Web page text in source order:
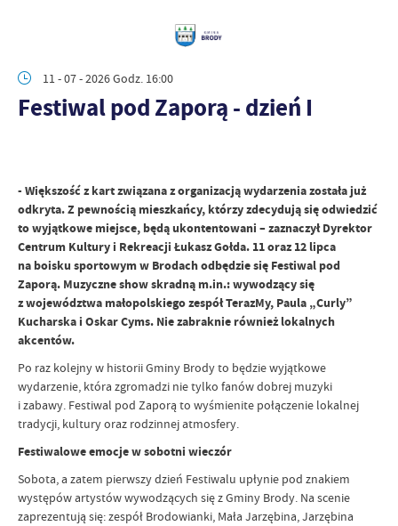
11 - 07 - 2026 Godz. 16:00
Festiwal pod Zaporą - dzień I
- Większość z kart związana z organizacją wydarzenia została już
odkryta. Z pewnością mieszkańcy, którzy zdecydują się odwiedzić
to wyjątkowe miejsce, będą ukontentowani – zaznaczył Dyrektor
Centrum Kultury i Rekreacji Łukasz Gołda. 11 oraz 12 lipca
na boisku sportowym w Brodach odbędzie się Festiwal pod
Zaporą. Muzyczne show skradną m.in.: wywodzący się
z województwa małopolskiego zespół TerazMy, Paula „Curly”
Kucharska i Oskar Cyms. Nie zabraknie również lokalnych
akcentów.
Po raz kolejny w historii Gminy Brody to będzie wyjątkowe
wydarzenie, która zgromadzi nie tylko fanów dobrej muzyki
i zabawy. Festiwal pod Zaporą to wyśmienite połączenie lokalnej
tradycji, kultury oraz rodzinnej atmosfery.
Festiwalowe emocje w sobotni wieczór
Sobota, a zatem pierwszy dzień Festiwalu upłynie pod znakiem
występów artystów wywodzących się z Gminy Brody. Na scenie
zaprezentują się: zespół Brodowianki, Mała Jarzębina, Jarzębina